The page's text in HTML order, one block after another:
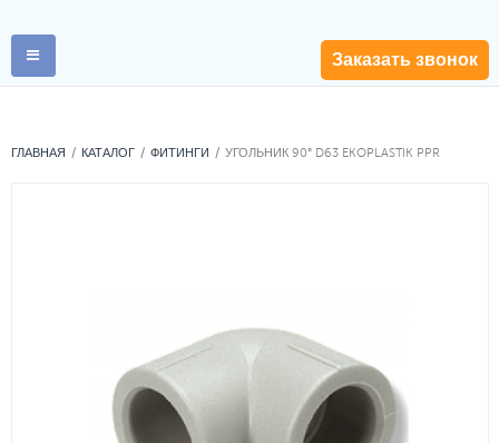
Заказать звонок
ГЛАВНАЯ КАТАЛОГ ФИТИНГИ УГОЛЬНИК 90° D63 EKOPLASTIK PPR